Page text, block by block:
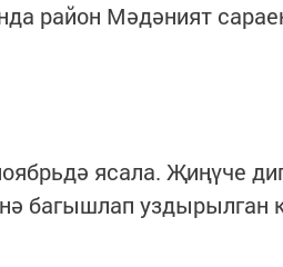
район Мәдәният
ясала. Җиңүче
багышлап уздырылган